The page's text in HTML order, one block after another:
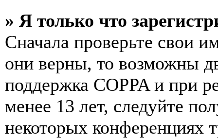
» Я только что
Сначала проверьте свои
они верны, то возможны
поддержка COPPA и при
менее 13 лет, следуйте
некоторых конференциях